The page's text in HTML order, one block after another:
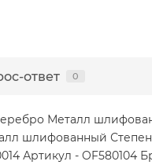
ответ 0
Металл
шлифованный
Артикул - OF580104